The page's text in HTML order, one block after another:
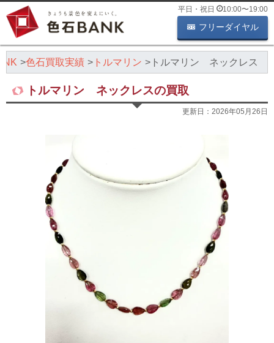
平日・祝日 10:00〜19:00
フリーダイヤル
色石買取実績 トルマリン トルマリン ネックレス
トルマリン ネックレスの買取
更新日： 2026年05月26日